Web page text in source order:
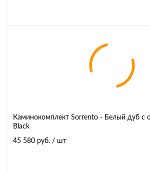
Каминокомплект Sorrento - Белый дуб с
Black
45 580 руб. / шт